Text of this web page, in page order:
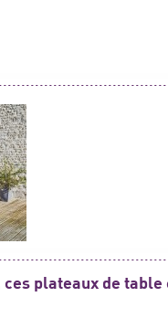
plateaux de